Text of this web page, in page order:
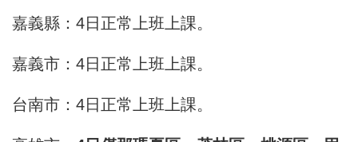
嘉義縣：4日正常上班上課。
嘉義市：4日正常上班上課。
台南市：4日正常上班上課。